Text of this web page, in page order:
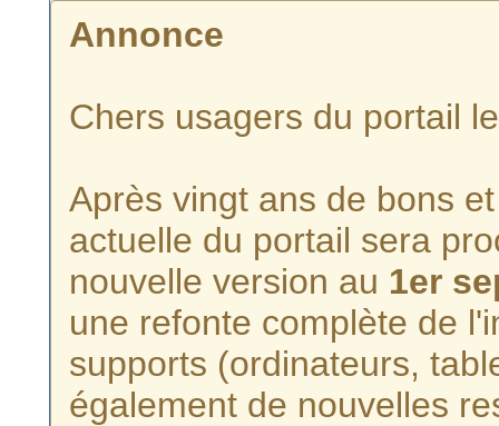
Annonce
Chers usagers du portail
Après vingt ans de bons
actuelle du portail sera
nouvelle version au 1er
une refonte complète de
supports (ordinateurs,
également de nouvelles